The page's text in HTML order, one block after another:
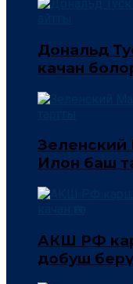
Дональд
качан
Зеленский
Илон баш
АКШ РФ
добуш